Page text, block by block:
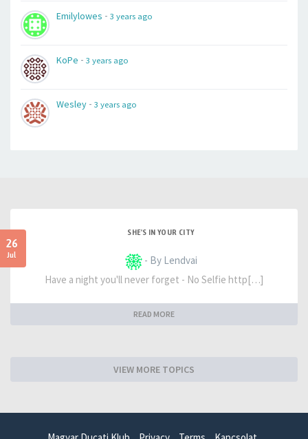
Emilylowes - 3 years ago
KoPe - 3 years ago
Wesley - 3 years ago
26
Jul
SHE'S IN YOUR CITY
- By Lendvai
Have a night you'll never forget - No Selfie http[…]
READ MORE
VIEW MORE TOPICS